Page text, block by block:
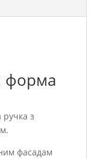
форма
з
фасадам